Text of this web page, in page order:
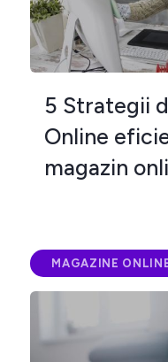
5 Strategii
Online
magazin
MAGAZINE